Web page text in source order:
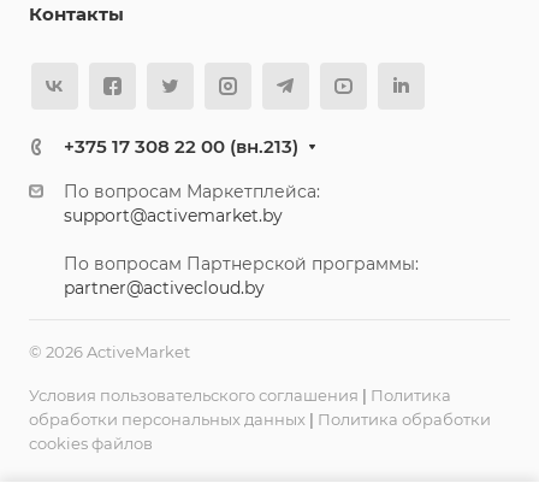
Контакты
+375 17 308 22 00 (вн.213)
По вопросам Маркетплейса:
support@activemarket.by
По вопросам Партнерской программы:
partner@activecloud.by
© 2026 ActiveMarket
Условия пользовательского соглашения | Политика
обработки персональных данных | Политика обработки
cookies файлов